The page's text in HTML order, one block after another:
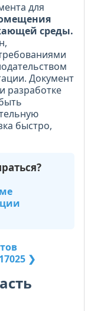
для
среды.
Документ
разработке
быстро,
❯